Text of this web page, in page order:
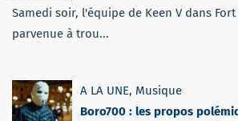
Samedi soir, l'équipe de Keen V dans
parvenue à trou...
A LA UNE, Musique
Boro700 : les propos